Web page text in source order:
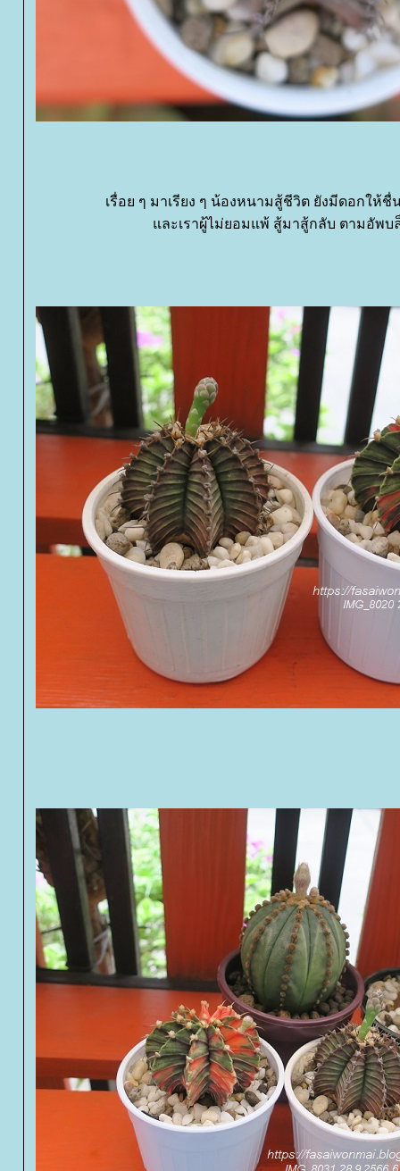
เรื่อย ๆ มาเรียง ๆ น้องหนามสู้ชีวิต ยังมีดอกให้ชื่
ละเราผู้ไม่ยอมแพ้ สู้มาสู้กลับ ตามอัพบ